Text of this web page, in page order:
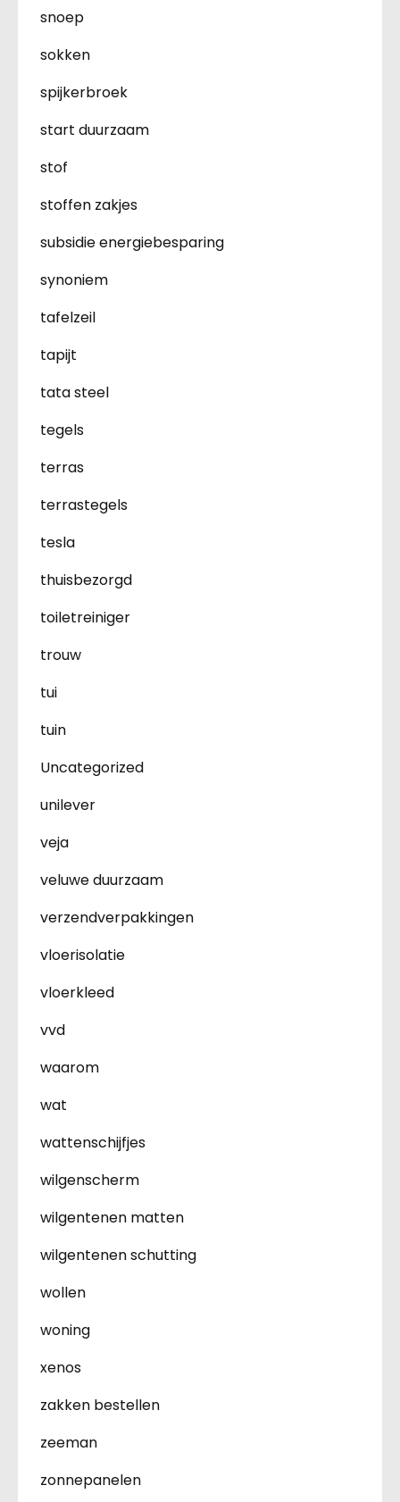
snoep
sokken
spijkerbroek
start duurzaam
stof
stoffen zakjes
subsidie energiebesparing
synoniem
tafelzeil
tapijt
tata steel
tegels
terras
terrastegels
tesla
thuisbezorgd
toiletreiniger
trouw
tui
tuin
Uncategorized
unilever
veja
veluwe duurzaam
verzendverpakkingen
vloerisolatie
vloerkleed
vvd
waarom
wat
wattenschijfjes
wilgenscherm
wilgentenen matten
wilgentenen schutting
wollen
woning
xenos
zakken bestellen
zeeman
zonnepanelen